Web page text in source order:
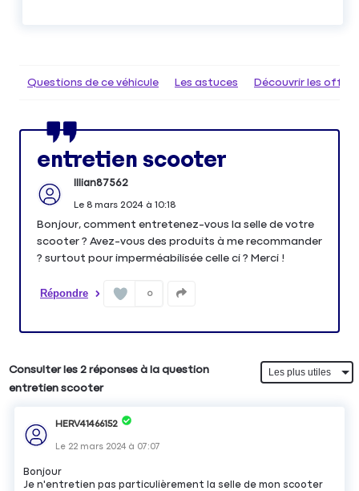
Questions de ce véhicule Les astuces Découvrir les
entretien scooter
Illian87562
Le 8 mars 2024à 10:18
Bonjour, comment entretenez-vous la selle de votre
scooter ? Avez-vous des produits à me recommander
? surtout pour imperméabilisée celle ci ? Merci !
Répondre 0
Consulter les 2 réponses à la question
entretien scooter
HERV41466152
Le 22 mars 2024 à 07:07
Bonjour
Je n'entretien pas particulièrement la selle de mon scooter